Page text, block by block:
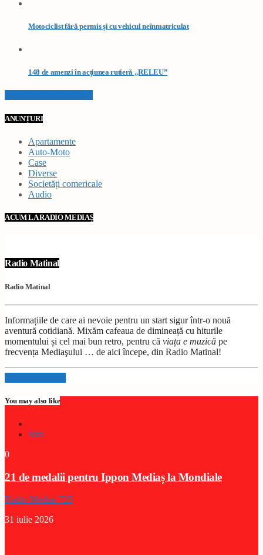
Motociclist fără permis și cu vehicul neînmatriculat
148 de amenzi în acțiunea rutieră „RELEU”
ANUNȚURI
Apartamente
Auto-Moto
Case
Diverse
Societăți comericale
Audio
ACUM LA RADIO MEDIAȘ
Radio Matinal
Radio Matinal
Informațiile de care ai nevoie pentru un start sigur într-o nouă
aventură cotidiană. Mixăm cafeaua de dimineață cu hiturile
momentului și cel mai bun retro, pentru că viața e muzică pe
frecvența Mediaşului … de aici începe, din Radio Matinal!
Info and episodes
You may also like
Stiri
0
21 de medalii pentru Ippon Mediaș la Mondiale
Radio Medias 725
31 iulie 2026